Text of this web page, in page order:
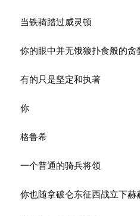
当铁骑踏过威灵顿
你的眼中并无饿狼扑食般的贪
有的只是坚定和执著
你
格鲁希
一个普通的骑兵将领
你也随拿破仑东征西战立下赫